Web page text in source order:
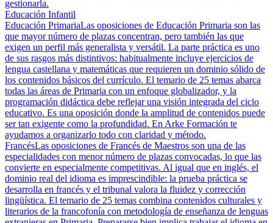
gestionarla.
Educación Infantil
Educación PrimariaLas oposiciones de Educación Primaria son las
que mayor número de plazas concentran, pero también las que
exigen un perfil más generalista y versátil. La parte práctica es uno
de sus rasgos más distintivos: habitualmente incluye ejercicios de
lengua castellana y matemáticas que requieren un dominio sólido de
los contenidos básicos del currículo. El temario de 25 temas abarca
todas las áreas de Primaria con un enfoque globalizador, y la
programación didáctica debe reflejar una visión integrada del ciclo
educativo. Es una oposición donde la amplitud de contenidos puede
ser tan exigente como la profundidad. En Arke Formación te
ayudamos a organizarlo todo con claridad y método.
FrancésLas oposiciones de Francés de Maestros son una de las
especialidades con menor número de plazas convocadas, lo que las
convierte en especialmente competitivas. Al igual que en inglés, el
dominio real del idioma es imprescindible: la prueba práctica se
desarrolla en francés y el tribunal valora la fluidez y corrección
lingüística. El temario de 25 temas combina contenidos culturales y
literarios de la francofonía con metodología de enseñanza de lenguas